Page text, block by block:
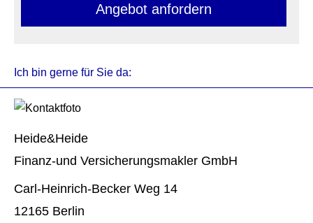
An­ge­bot an­for­dern
Ich bin gerne für Sie da:
Heide&Heide
Finanz-und Ver­sicherungs­makler GmbH
Carl-Heinrich-Becker Weg 14
12165 Berlin